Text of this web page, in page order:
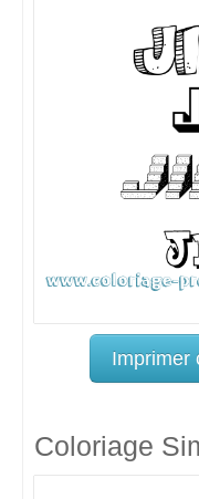
Imprimer
Coloriage